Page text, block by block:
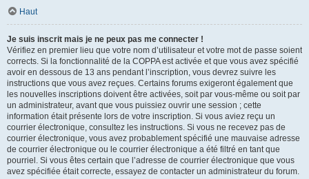
Haut
Je suis inscrit mais je ne peux pas me connecter !
Vérifiez en premier lieu que votre nom d’utilisateur et votre mot de passe soient
corrects. Si la fonctionnalité de la COPPA est activée et que vous avez spécifié
avoir en dessous de 13 ans pendant l’inscription, vous devrez suivre les
instructions que vous avez reçues. Certains forums exigeront également que
les nouvelles inscriptions doivent être activées, soit par vous-même ou soit par
un administrateur, avant que vous puissiez ouvrir une session ; cette
information était présente lors de votre inscription. Si vous aviez reçu un
courrier électronique, consultez les instructions. Si vous ne recevez pas de
courrier électronique, vous avez probablement spécifié une mauvaise adresse
de courrier électronique ou le courrier électronique a été filtré en tant que
pourriel. Si vous êtes certain que l’adresse de courrier électronique que vous
avez spécifiée était correcte, essayez de contacter un administrateur du forum.